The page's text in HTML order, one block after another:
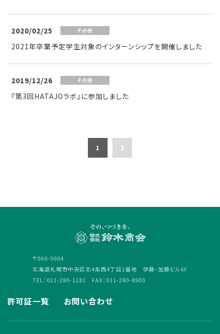
2020/02/25 その他
2021年卒業予定学生対象のインターンシップを開催しました
2019/12/26 その他
『第3回HATAJOラボ』に参加しました
1 2
〒060-0004
北海道札幌市中央区北4条西4丁目1番地 伊藤・加藤ビル6F
TEL：011-280-1281 FAX：011-280-8900
許可証一覧 お問い合わせ